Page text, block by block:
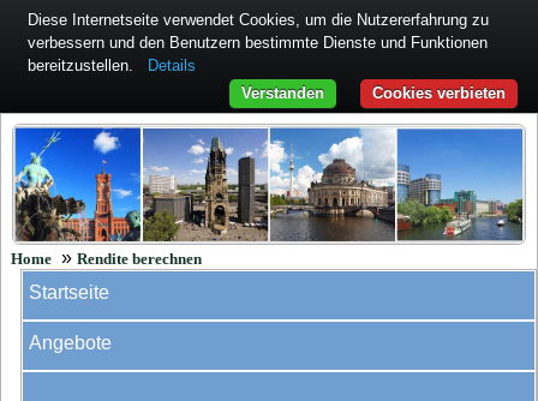
Home » Rendite berechnen
Startseite
Angebote
Diese Internetseite verwendet Cookies, um die Nutzererfahrung zu
verbessern und den Benutzern bestimmte Dienste und Funktionen
bereitzustellen.
Details
Cookies verbieten
Verstanden